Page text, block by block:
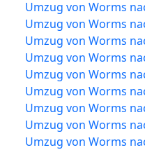
Umzug von Worms
Umzug von Worms
Umzug von Worms
Umzug von Worms
Umzug von Worms
Umzug von Worms
Umzug von Worms
Umzug von Worms
Umzug von Worms